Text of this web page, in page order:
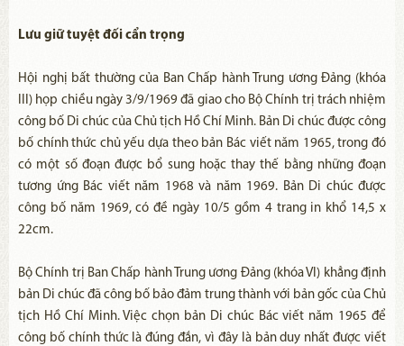
Lưu giữ tuyệt đối cẩn trọng
Hội nghị bất thường của Ban Chấp hành Trung ương Đảng (khóa
III) họp chiều ngày 3/9/1969 đã giao cho Bộ Chính trị trách nhiệm
công bố Di chúc của Chủ tịch Hồ Chí Minh. Bản Di chúc được công
bố chính thức chủ yếu dựa theo bản Bác viết năm 1965, trong đó
có một số đoạn được bổ sung hoặc thay thế bằng những đoạn
tương ứng Bác viết năm 1968 và năm 1969. Bản Di chúc được
công bố năm 1969, có đề ngày 10/5 gồm 4 trang in khổ 14,5 x
22cm.
Bộ Chính trị Ban Chấp hành Trung ương Đảng (khóa VI) khẳng định
bản Di chúc đã công bố bảo đảm trung thành với bản gốc của Chủ
tịch Hồ Chí Minh. Việc chọn bản Di chúc Bác viết năm 1965 để
công bố chính thức là đúng đắn, vì đây là bản duy nhất được viết